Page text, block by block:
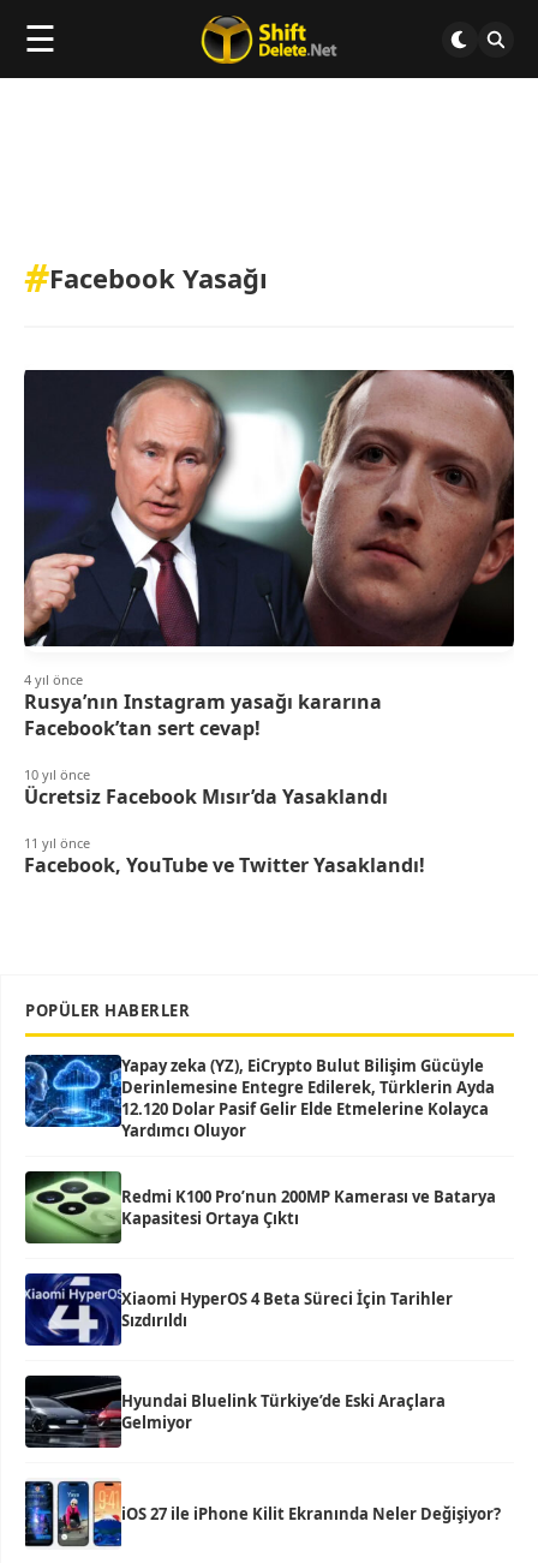
☰
#Facebook Yasağı
4 yıl önce
Rusya’nın Instagram yasağı kararına
Facebook’tan sert cevap!
10 yıl önce
Ücretsiz Facebook Mısır’da Yasaklandı
11 yıl önce
Facebook, YouTube ve Twitter Yasaklandı!
POPÜLER HABERLER
Yapay zeka (YZ), EiCrypto Bulut Bilişim Gücüyle
Derinlemesine Entegre Edilerek, Türklerin Ayda
12.120 Dolar Pasif Gelir Elde Etmelerine Kolayca
Yardımcı Oluyor
Redmi K100 Pro’nun 200MP Kamerası ve Batarya
Kapasitesi Ortaya Çıktı
Xiaomi HyperOS 4 Beta Süreci İçin Tarihler
Sızdırıldı
Hyundai Bluelink Türkiye’de Eski Araçlara
Gelmiyor
iOS 27 ile iPhone Kilit Ekranında Neler Değişiyor?